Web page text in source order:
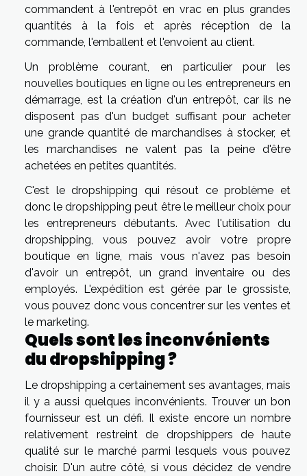
commandent à l'entrepôt en vrac en plus grandes
quantités à la fois et après réception de la
commande, l'emballent et l'envoient au client.
Un problème courant, en particulier pour les
nouvelles boutiques en ligne ou les entrepreneurs en
démarrage, est la création d'un entrepôt, car ils ne
disposent pas d'un budget suffisant pour acheter
une grande quantité de marchandises à stocker, et
les marchandises ne valent pas la peine d'être
achetées en petites quantités.
C'est le dropshipping qui résout ce problème et
donc le dropshipping peut être le meilleur choix pour
les entrepreneurs débutants. Avec l'utilisation du
dropshipping, vous pouvez avoir votre propre
boutique en ligne, mais vous n'avez pas besoin
d'avoir un entrepôt, un grand inventaire ou des
employés. L'expédition est gérée par le grossiste,
vous pouvez donc vous concentrer sur les ventes et
le marketing.
Quels sont les inconvénients
du dropshipping ?
Le dropshipping a certainement ses avantages, mais
il y a aussi quelques inconvénients. Trouver un bon
fournisseur est un défi. Il existe encore un nombre
relativement restreint de dropshippers de haute
qualité sur le marché parmi lesquels vous pouvez
choisir. D'un autre côté, si vous décidez de vendre